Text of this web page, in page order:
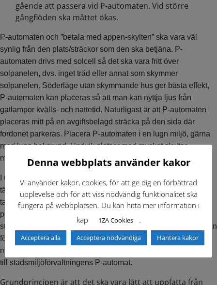
gående att passera vid P-automaten. Vid större
gångflöden ska måttet ökas.
P-automaten och ”betala med appen-skylten” ska vara väl
synlig från den plats/sträckor som den ska betjäna. P-
automaten drivs med solcell så det ska vara fritt över
solpanelen, dvs. inget träd eller annat som skymmer
solpanelen. Söderläge utan skymmande hus ger bästa effekt,
P-automaten kan placeras så att man kan nyttja ljus från
gatlampor kvälls- och nattetid. Naturligast är att P-automaten
placeras mitt på en avgiftsbelagd sträcka på den sida där
fordonet parkeras. Placera P-automaten i en lugn miljö, gärna
med lugn bakgrund. Undvik platser med mycket skyltar,
markiser och liknande.
I undantagsfall kan P-automaten ställas i ett gathörn för att
täcka in flera gator. Var extra noga med placeringen vid olika
taxor, soptider eller boenderegler på intilliggande gator, så att
personer inte går till fel P-automat. Finns det risk att
stadsmiljöförvaltningens P-automat för en viss plats/sträcka kan
förväxlas med en P-automat som gäller angränsande privat
mark ska särskild omsorg läggas på placering och vägledning
till stadsmiljöförvaltningens P-automat.
Grundprincipen är att det ska vara lätt att uppfatta från
Denna webbplats använder kakor
Vi använder kakor, cookies, för att ge dig en förbättrad
upplevelse och för att viss nödvändig funktionalitet ska
fungera på webbplatsen. Du kan hitta mer information i
kap
1ZA Cookies .
Acceptera alla Acceptera nödvändiga Hantera kakor